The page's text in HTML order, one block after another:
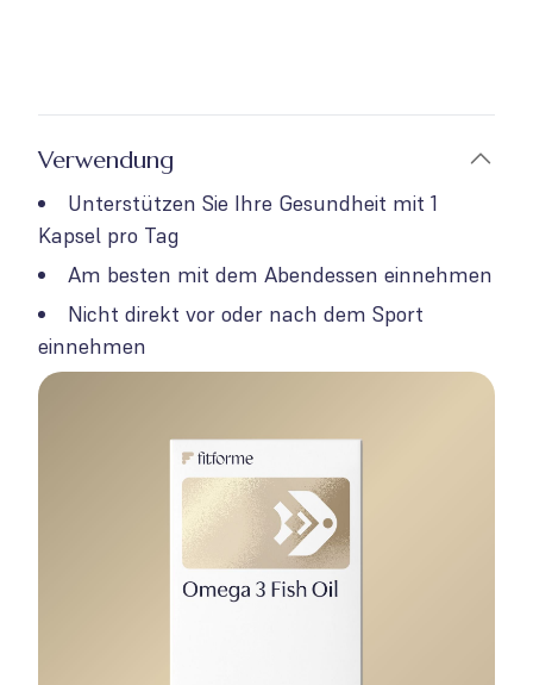
Verwendung
Unterstützen Sie Ihre Gesundheit mit 1
Kapsel pro Tag
Am besten mit dem Abendessen einnehmen
Nicht direkt vor oder nach dem Sport
einnehmen